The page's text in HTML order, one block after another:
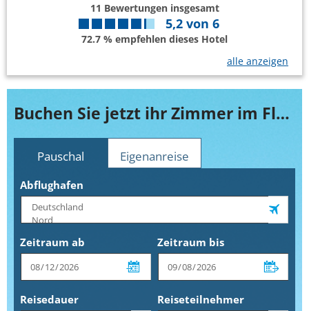
11 Bewertungen insgesamt
5,2 von 6
72.7 % empfehlen dieses Hotel
alle anzeigen
Buchen Sie jetzt ihr Zimmer im Fleming´s Conference Hotel Wien
Pauschal Eigenanreise
Abflughafen
Zeitraum ab Zeitraum bis
Reisedauer Reiseteilnehmer